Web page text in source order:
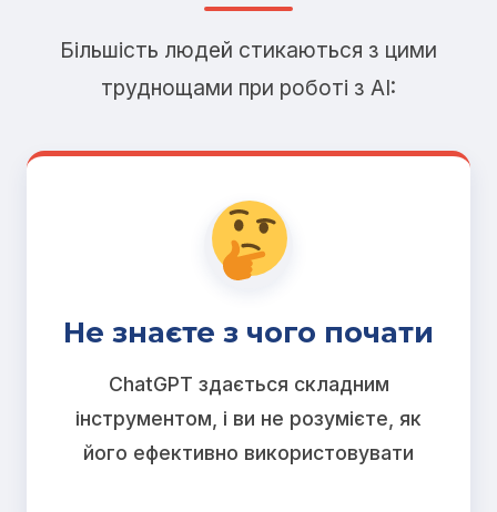
Більшість людей стикаються з цими
труднощами при роботі з AI:
Не знаєте з чого почати
ChatGPT здається складним
інструментом, і ви не розумієте, як
його ефективно використовувати